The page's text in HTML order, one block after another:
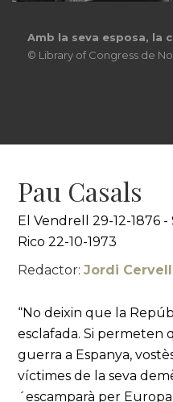
Amb la seva esposa, la
© Library of Congress de
Pau Casals
El Vendrell 29-12-1876
Rico 22-10-1973
Redactor:Jordi
“No deixin que la
esclafada. Si permeten
guerra a Espanya,
víctimes de la seva
´escamparà per